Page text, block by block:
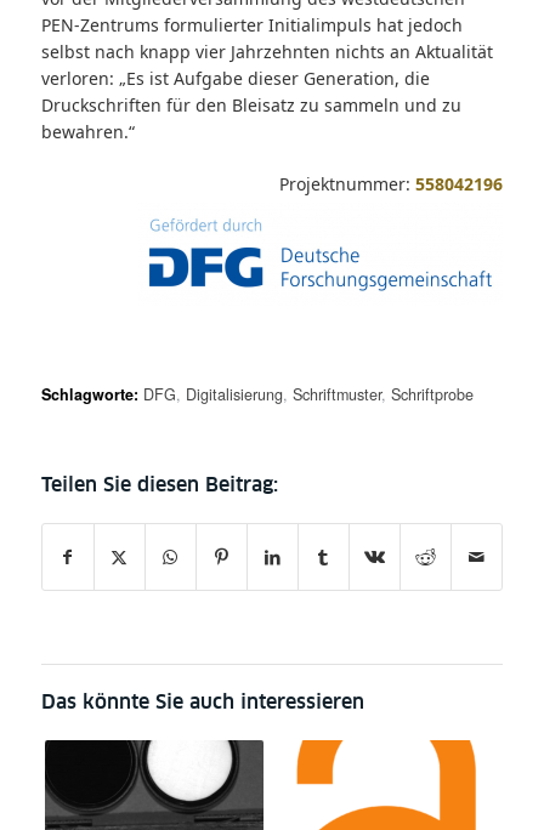
PEN-Zentrums formulierter Initialimpuls hat jedoch
selbst nach knapp vier Jahrzehnten nichts an Aktualität
verloren: „Es ist Aufgabe dieser Generation, die
Druckschriften für den Bleisatz zu sammeln und zu
bewahren.“
Projektnummer:558042196
Schlagworte: DFG, Digitalisierung, Schriftmuster, Schriftprobe
Das könnte Sie auch interessieren